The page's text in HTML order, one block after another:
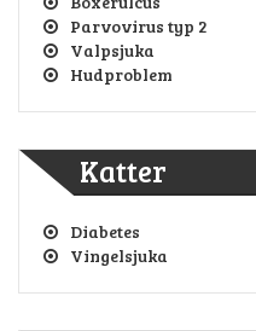
Parvovirus typ 2
Valpsjuka
Hudproblem
Katter
Diabetes
Vingelsjuka